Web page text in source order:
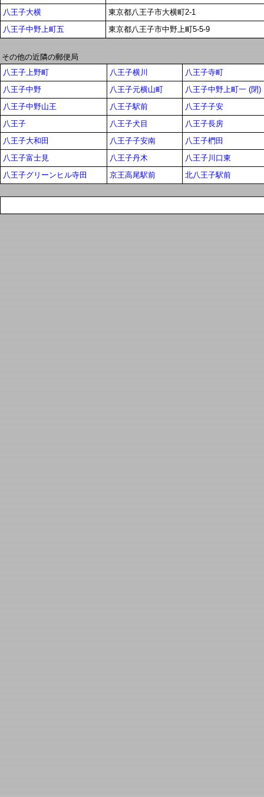
八王子大横
東京都八王子市大横町2-1
八王子中野上町五
東京都八王子市中野上町5-5-9
その他の近隣の郵便局
八王子上野町
八王子横川
八王子寺町
八王子中野
八王子元横山町
八王子中野上町一 (閉)
八王子中野山王
八王子駅前
八王子子安
八王子
八王子犬目
八王子長房
八王子大和田
八王子子安南
八王子椚田
八王子富士見
八王子丹木
八王子川口東
八王子グリーンヒル寺田
京王高尾駅前 北八王子駅前